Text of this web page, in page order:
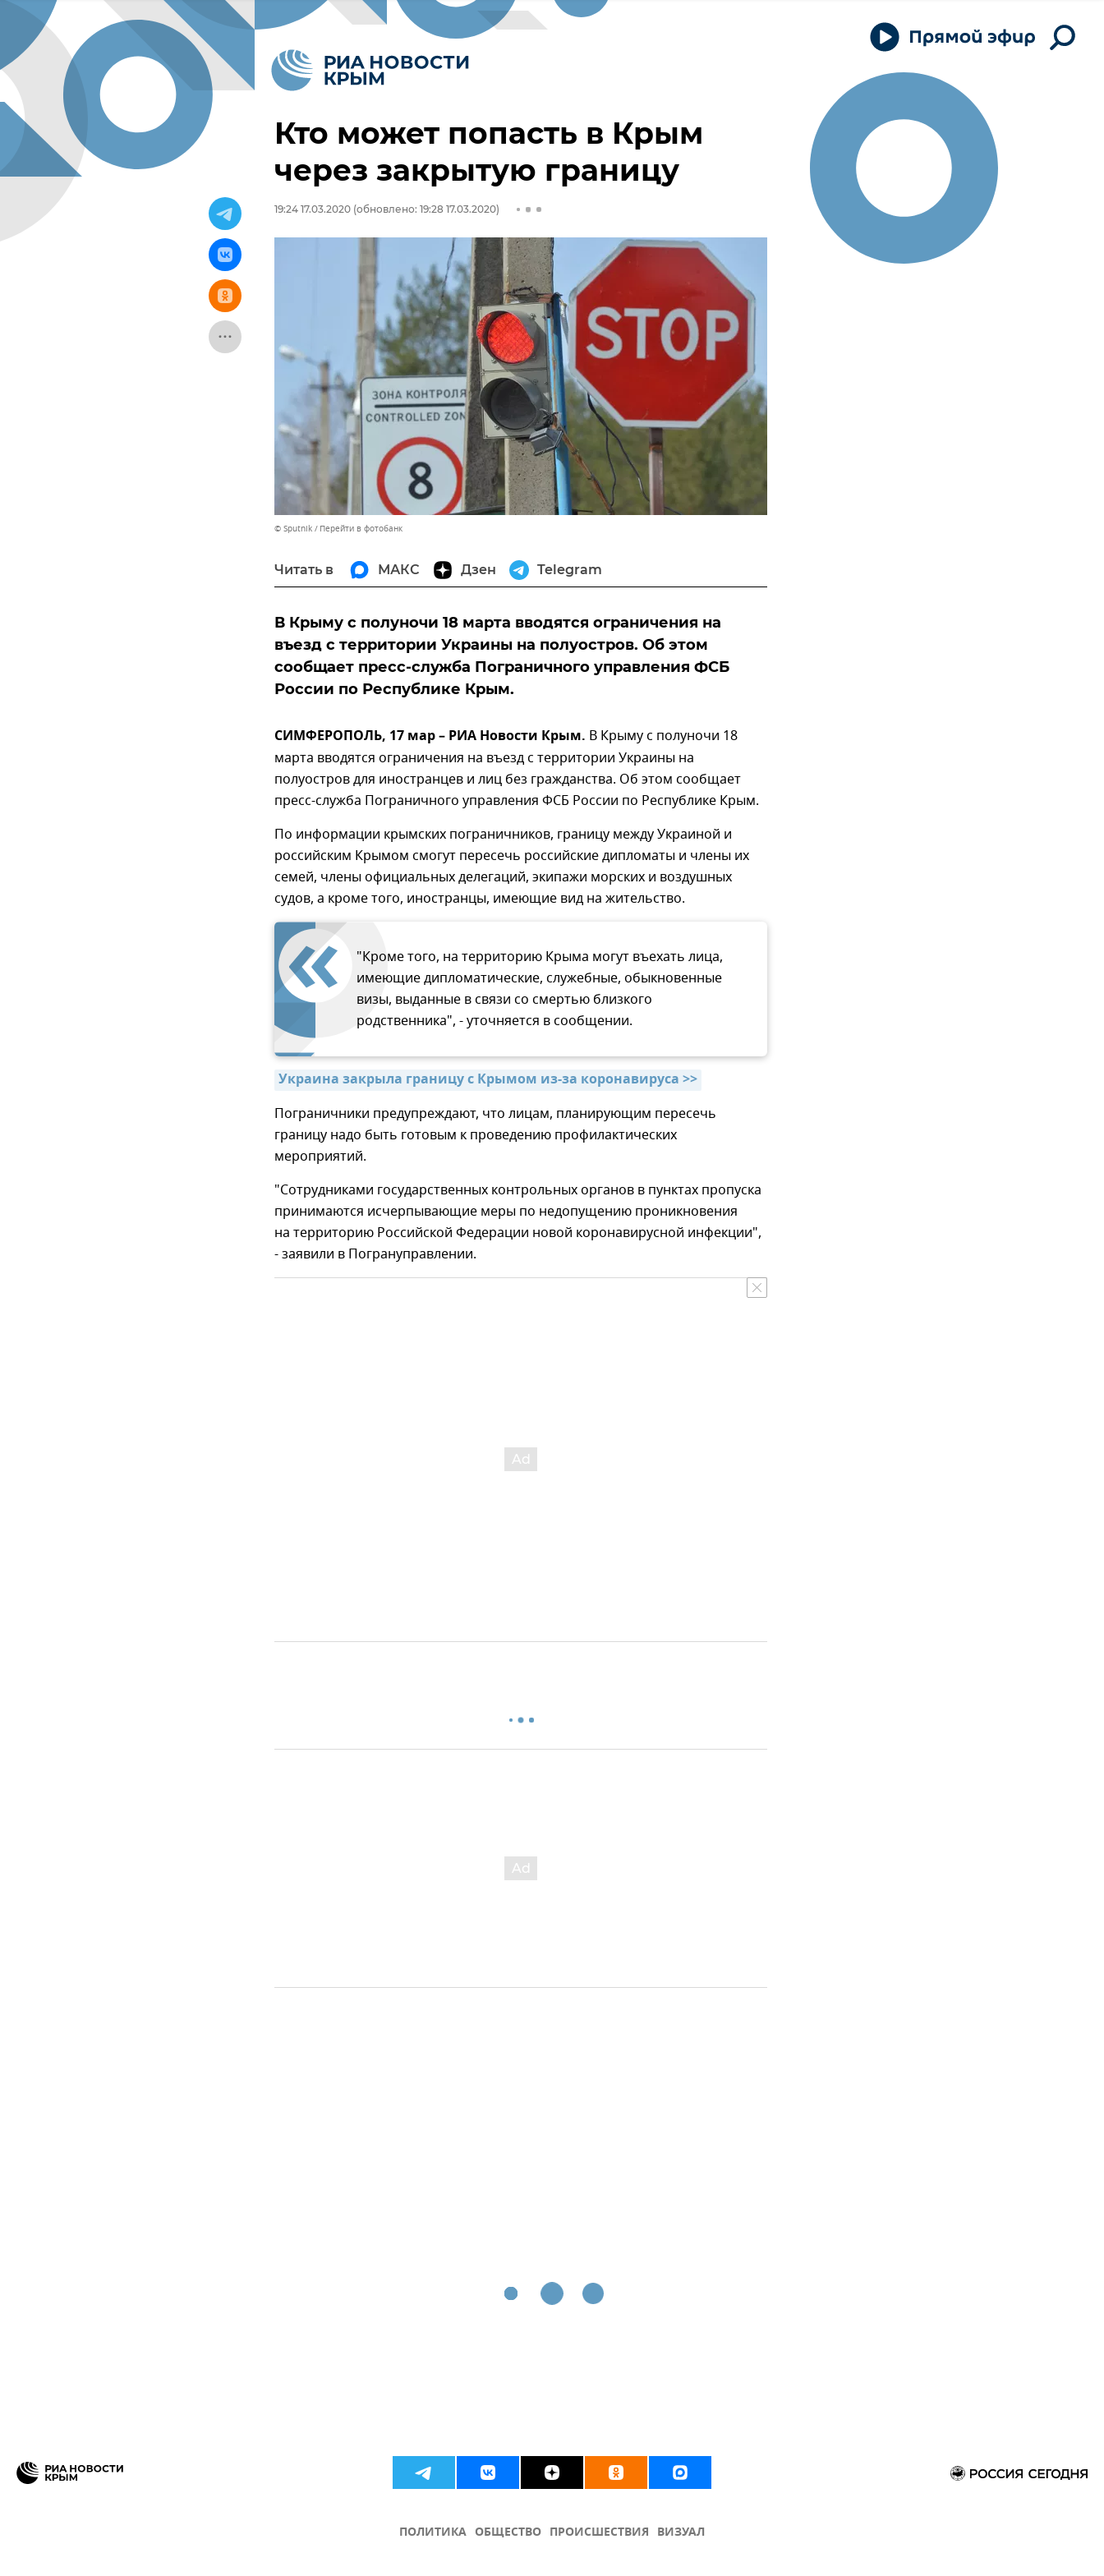
Кто может попасть в Крым
через закрытую границу
19:24 17.03.2020 (обновлено: 19:28 17.03.2020)
© Sputnik Перейти в фотобанк
Читать в МАКС Дзен Telegram
В Крыму с полуночи 18 марта вводятся ограничения на
въезд с территории Украины на полуостров. Об этом
сообщает пресс-служба Пограничного управления ФСБ
России по Республике Крым.
СИМФЕРОПОЛЬ, 17 мар – РИА Новости Крым. В Крыму с полуночи 18
марта вводятся ограничения на въезд с территории Украины на
полуостров для иностранцев и лиц без гражданства. Об этом сообщает
пресс-служба Пограничного управления ФСБ России по Республике Крым.
По информации крымских пограничников, границу между Украиной и
российским Крымом смогут пересечь российские дипломаты и члены их
семей, члены официальных делегаций, экипажи морских и воздушных
судов, а кроме того, иностранцы, имеющие вид на жительство.
"Кроме того, на территорию Крыма могут въехать лица,
имеющие дипломатические, служебные, обыкновенные
визы, выданные в связи со смертью близкого
родственника", - уточняется в сообщении.
Украина закрыла границу с Крымом из-за коронавируса >>
Пограничники предупреждают, что лицам, планирующим пересечь
границу надо быть готовым к проведению профилактических
мероприятий.
"Сотрудниками государственных контрольных органов в пунктах пропуска
принимаются исчерпывающие меры по недопущению проникновения
на территорию Российской Федерации новой коронавирусной инфекции",
- заявили в Погрануправлении.
ПОЛИТИКА ОБЩЕСТВО ПРОИСШЕСТВИЯ ВИЗУАЛ